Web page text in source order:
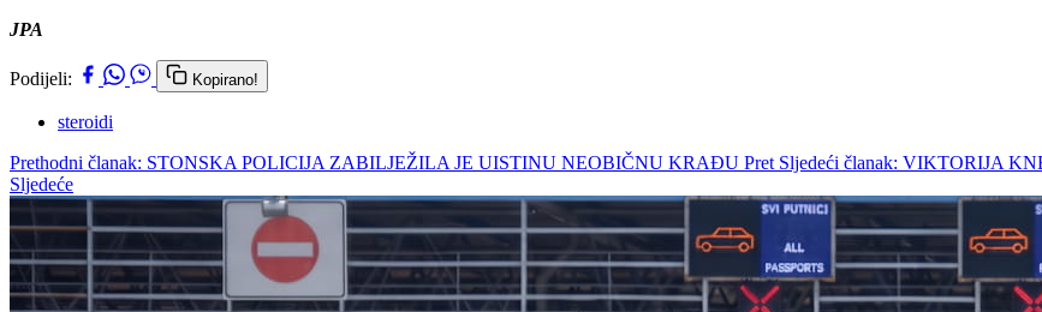
JPA
Podijeli: Kopirano!
steroidi
Prethodni članak: STONSKA POLICIJA ZABILJEŽILA JE UISTINU NEOBIČNU KRAĐU Pret Sljedeći članak: VIKTORIJA
Sljedeće